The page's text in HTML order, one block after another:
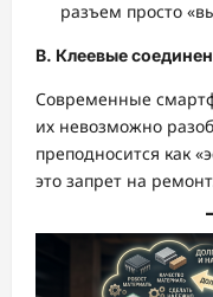
разъем просто
В. Клеевые
Современные
их невозможно
преподносится как
это запрет на